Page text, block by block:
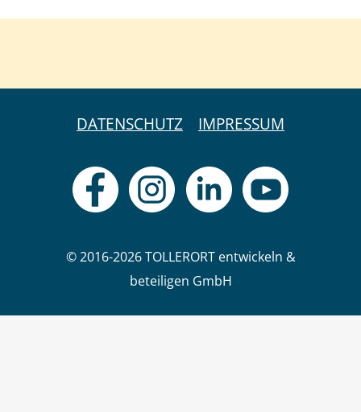
DATENSCHUTZ IMPRESSUM
© 2016-2026 TOLLERORT entwickeln &
beteiligen GmbH